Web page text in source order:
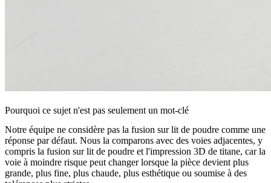
Pourquoi ce sujet n'est pas seulement un mot-clé
Notre équipe ne considère pas la fusion sur lit de poudre comme une
réponse par défaut. Nous la comparons avec des voies adjacentes, y
compris la fusion sur lit de poudre et l'impression 3D de titane, car la
voie à moindre risque peut changer lorsque la pièce devient plus
grande, plus fine, plus chaude, plus esthétique ou soumise à des